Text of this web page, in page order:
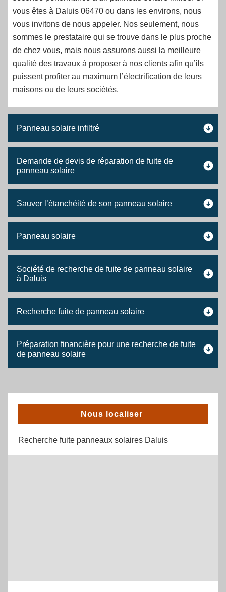
vous êtes à Daluis 06470 ou dans les environs, nous
vous invitons de nous appeler. Nos seulement, nous
sommes le prestataire qui se trouve dans le plus proche
de chez vous, mais nous assurons aussi la meilleure
qualité des travaux à proposer à nos clients afin qu’ils
puissent profiter au maximum l’électrification de leurs
maisons ou de leurs sociétés.
Panneau solaire infiltré
Demande de devis de réparation de fuite de
panneau solaire
Sauver l’étanchéité de son panneau solaire
Panneau solaire
Société de recherche de fuite de panneau solaire
à Daluis
Recherche fuite de panneau solaire
Préparation financière pour une recherche de fuite
de panneau solaire
Nous localiser
Recherche fuite panneaux solaires Daluis